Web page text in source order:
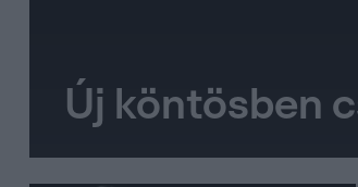
Új köntösben